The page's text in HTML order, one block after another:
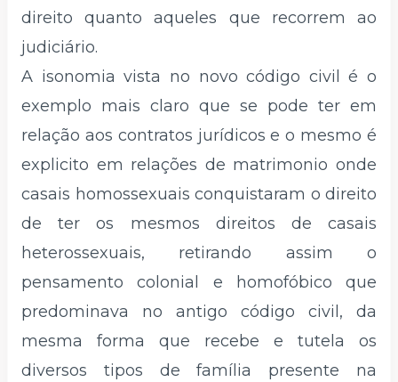
direito quanto aqueles que recorrem ao
judiciário.
A isonomia vista no novo código civil é o
exemplo mais claro que se pode ter em
relação aos contratos jurídicos e o mesmo é
explicito em relações de matrimonio onde
casais homossexuais conquistaram o direito
de ter os mesmos direitos de casais
heterossexuais, retirando assim o
pensamento colonial e homofóbico que
predominava no antigo código civil, da
mesma forma que recebe e tutela os
diversos tipos de família presente na